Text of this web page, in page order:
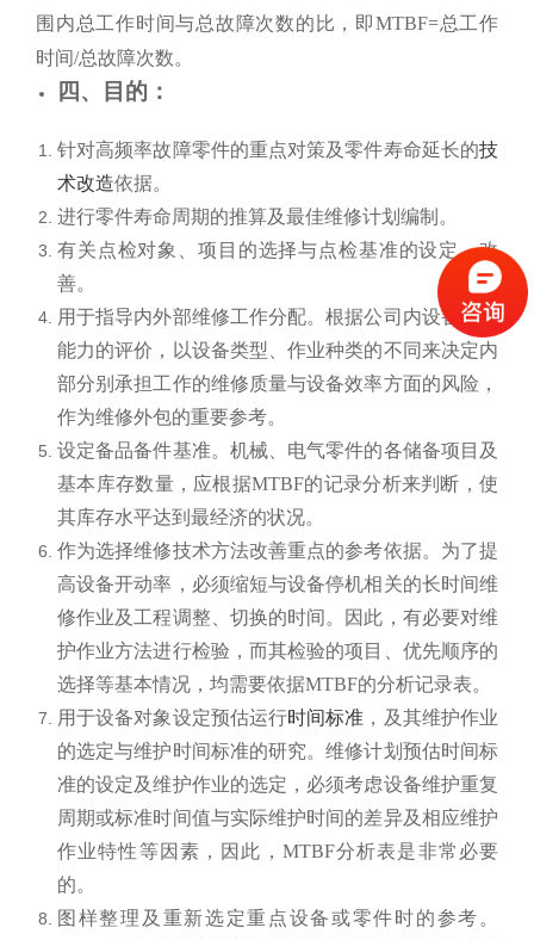
围内总工作时间与总故障次数的比，即MTBF=总工作
时间/总故障次数。
四、目的：
针对高频率故障零件的重点对策及零件寿命延长的技
术改造依据。
进行零件寿命周期的推算及最佳维修计划编制。
有关点检对象、项目的选择与点检基准的设定、改
善。
用于指导内外部维修工作分配。根据公司内设备修复
能力的评价，以设备类型、作业种类的不同来决定内
部分别承担工作的维修质量与设备效率方面的风险，
作为维修外包的重要参考。
设定备品备件基准。机械、电气零件的各储备项目及
基本库存数量，应根据MTBF的记录分析来判断，使
其库存水平达到最经济的状况。
作为选择维修技术方法改善重点的参考依据。为了提
高设备开动率，必须缩短与设备停机相关的长时间维
修作业及工程调整、切换的时间。因此，有必要对维
护作业方法进行检验，而其检验的项目、优先顺序的
选择等基本情况，均需要依据MTBF的分析记录表。
用于设备对象设定预估运行时间标准 ，及其维护作业
的选定与维护时间标准的研究。维修计划预估时间标
准的设定及维护作业的选定，必须考虑设备维护重复
周期或标准时间值与实际维护时间的差异及相应维护
作业特性等因素，因此，MTBF分析表是非常必要
的。
图样整理及重新选定重点设备或零件时的参考。